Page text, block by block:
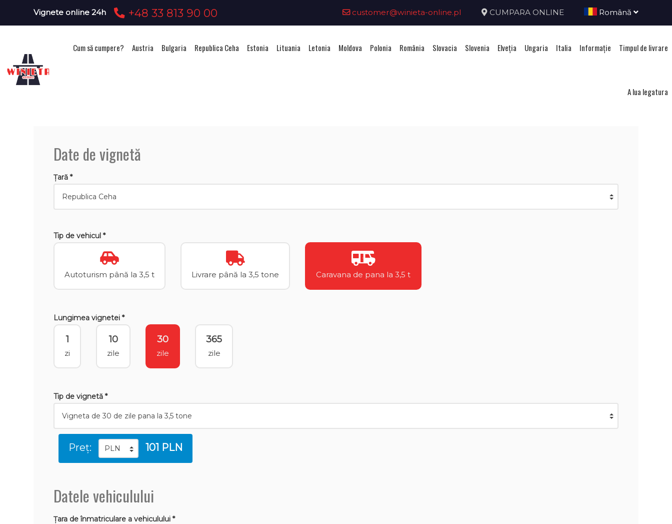
Vignete online 24h +48 33 813 90 00 customer@winieta-online.pl CUMPARA ONLINE Română
Cum să cumpere? Austria Bulgaria Republica Ceha Estonia Lituania Letonia Moldova Polonia România Slovacia Slovenia Elveţia Ungaria Italia Informație Timpul de livrare
A lua legatura
Date de vignetă
Țară *
Tip de vehicul *
Autoturism până la 3,5 t Livrare până la 3,5 tone Caravana de pana la 3,5 t
Lungimea vignetei *
1
zi
10
zile
30
zile
365
zile
Tip de vignetă *
Preț: 101 PLN
Datele vehiculului
Țara de înmatriculare a vehiculului *